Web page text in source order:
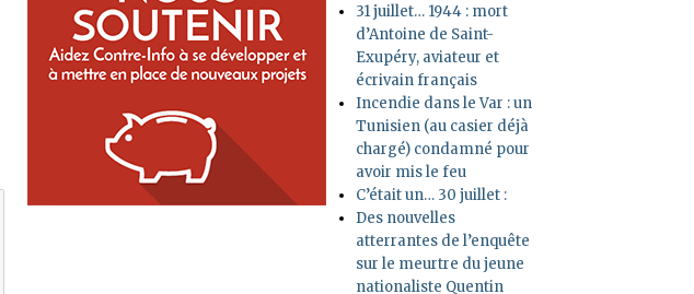
31 juillet… 1944 : mort
d’Antoine de Saint-
Exupéry, aviateur et
écrivain français
Incendie dans le Var : un
Tunisien (au casier déjà
chargé) condamné pour
avoir mis le feu
C’était un… 30 juillet :
Des nouvelles
atterrantes de l’enquête
sur le meurtre du jeune
nationaliste Quentin